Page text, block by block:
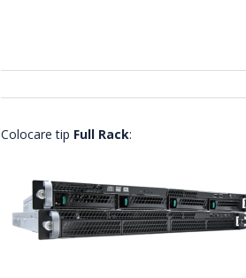
Colocare tip Full Rack: